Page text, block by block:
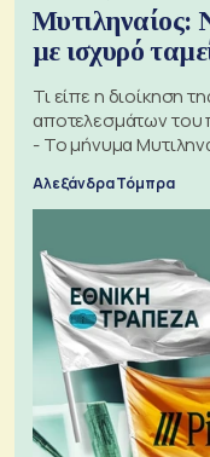
Μυτιληναίος:
με ισχυρό
Τι είπε η διοίκηση
αποτελεσμάτων
- Το μήνυμα
Αλεξάνδρα Τόμπρα